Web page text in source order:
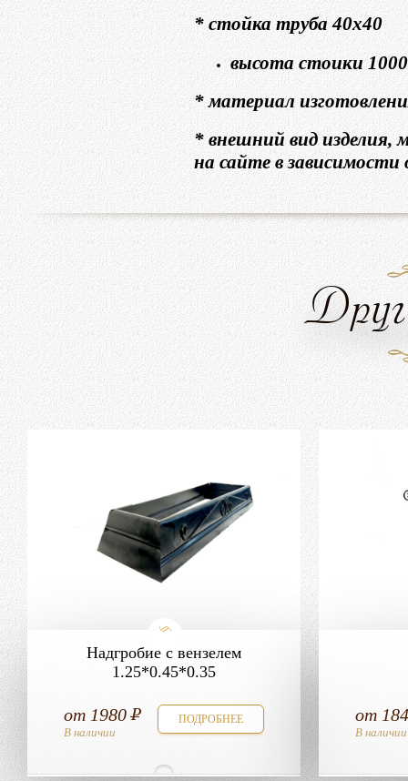
* стойка труба 40х40
высота стоики 1000
* материал
* внешний вид
на сайте в
Надгробие с вензелем
1.25*0.45*0.35
от 1980
В наличии
ПОДРОБНЕЕ от
В наличии